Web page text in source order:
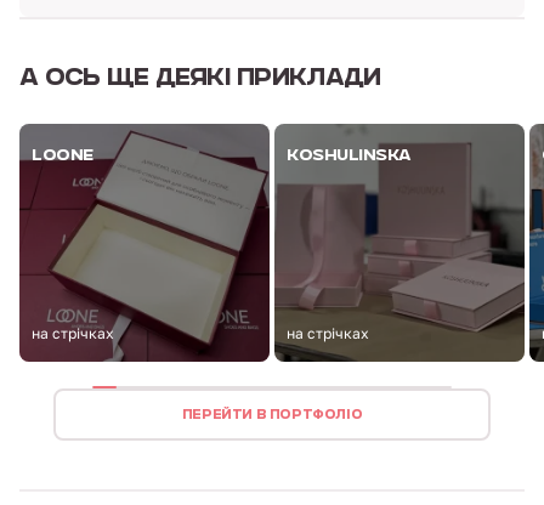
А ОСЬ ЩЕ ДЕЯКІ ПРИКЛАДИ
LOONE
на стрічках
KOSHULINSKA
на стрічках
ПЕРЕЙТИ В ПОРТФОЛІО